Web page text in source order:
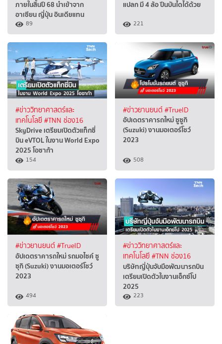
ภายในสิ้นปี 68 นำเข้าจาก
อาเซียน ญี่ปุ่น อินเดียแทน
89
แปลก มี 4 ล้อ ปีนบันไดได้ด้วย
221
#ข่าววิทยาศาสตร์และ
เทคโนโลยี#TNN ช่อง16
SkyDrive เตรียมเปิดตัวแท็กซี่
บิน eVTOL ในงาน World Expo
2025 โอซาก้า
154
#ข่าวยานยนต์#TrueID
อัปเดตราคารถใหม่ ซูซูกิ
(Suzuki) งานมอเตอร์โชว์
2023
508
#ข่าวยานยนต์#TrueID
อัปเดตราคารถใหม่ รถมอไซค์ ซู
ซุกิ (Suzuki) งานมอเตอร์โชว์
2023
494
#ข่าววิทยาศาสตร์และ
เทคโนโลยี#TNN ช่อง16
บริษัทญี่ปุ่นจับมือพัฒนารถบิน
เตรียมเปิดตัวในงานเอ็กซ์โป
2025
223